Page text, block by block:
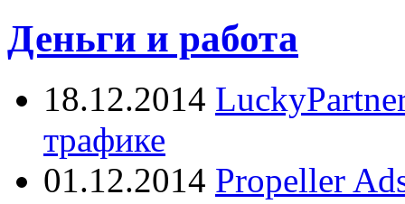
Деньги и работа
18.12.2014
трафике
01.12.2014 Propeller